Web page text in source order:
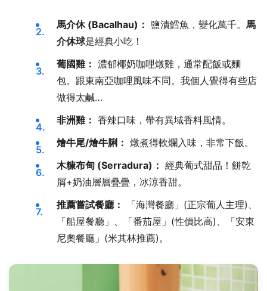
馬介休 (Bacalhau)： 鹽漬鱈魚，變化萬千。 馬
介休球是經典小吃！
葡國雞： 濃郁椰奶咖哩燉雞，通常配飯或麵
包。跟東南亞咖哩風味不同。我個人覺得有些店
做得太鹹…
非洲雞： 香辣口味，帶有異域香料風情。
燴牛尾/燴牛脷： 燉煮得軟爛入味，非常下飯。
木糠布甸 (Serradura)： 經典葡式甜品！餅乾
屑+奶油層層疊疊，冰涼香甜。
推薦嘗試餐廳：
「海灣餐廳」(正宗葡人主理)、
「船屋餐廳」、「番茄屋」(性價比高)、「安東
尼奧餐廳」(米其林推薦)。